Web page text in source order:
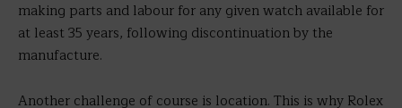
making parts and labour for any given watch available for
at least 35 years, following discontinuation by the
manufacture.
Another challenge of course is location. This is why Rolex